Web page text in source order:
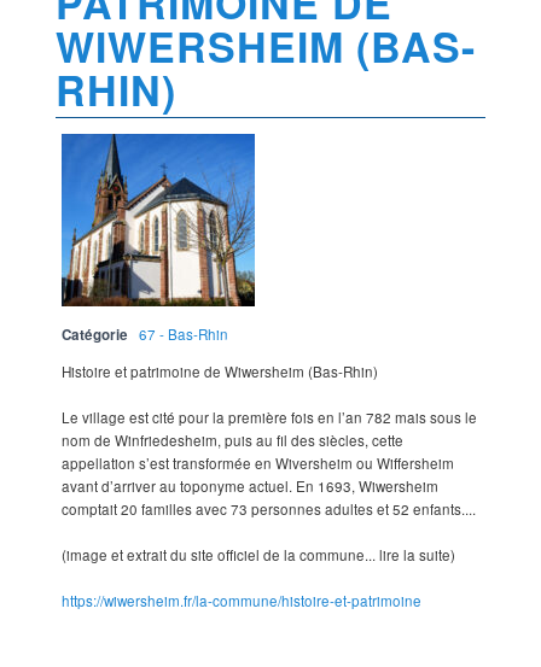
WIWERSHEIM (BAS-
RHIN)
Catégorie
67 - Bas-Rhin
Histoire et patrimoine de Wiwersheim (Bas-Rhin)
Le village est cité pour la première fois en l’an 782 mais sous le
nom de Winfriedesheim, puis au fil des siècles, cette
appellation s’est transformée en Wiversheim ou Wiffersheim
avant d’arriver au toponyme actuel. En 1693, Wiwersheim
comptait 20 familles avec 73 personnes adultes et 52 enfants....
(image et extrait du site officiel de la commune... lire la suite)
https://wiwersheim.fr/la-commune/histoire-et-patrimoine